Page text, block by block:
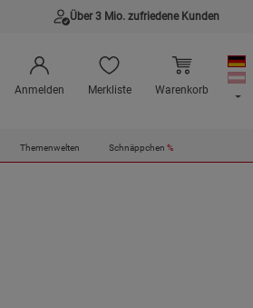
Über 3 Mio. zufriedene Kunden
Anmelden Merkliste Warenkorb
Themenwelten Schnäppchen %